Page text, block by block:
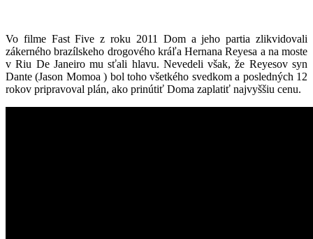
Vo filme Fast Five z roku 2011 Dom a jeho partia zlikvidovali
zákerného brazílskeho drogového kráľa Hernana Reyesa a na moste
v Riu De Janeiro mu sťali hlavu. Nevedeli však, že Reyesov syn
Dante (Jason Momoa ) bol toho všetkého svedkom a posledných 12
rokov pripravoval plán, ako prinútiť Doma zaplatiť najvyššiu cenu.